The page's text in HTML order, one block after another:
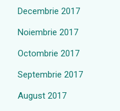
Decembrie 2017
Noiembrie 2017
Octombrie 2017
Septembrie 2017
August 2017